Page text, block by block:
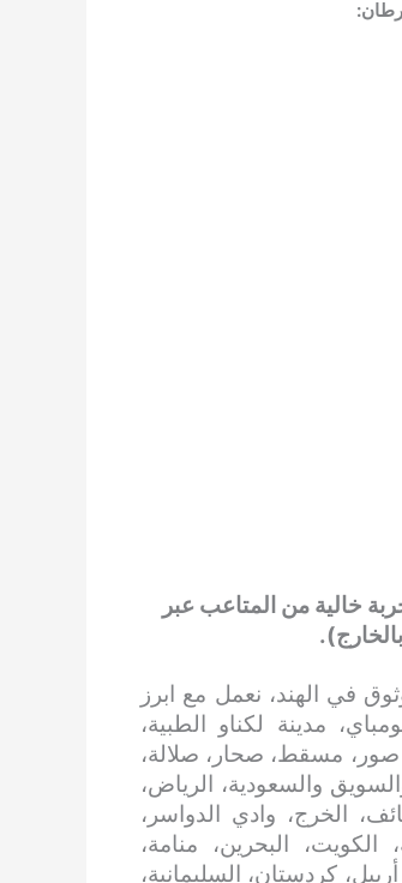
:
خالية من المتاعب عبر
في الهند، نعمل مع ابرز
مدينة لكناو الطبية،
صور، مسقط، صحار، صلالة،
والسعودية، الرياض،
الخرج، وادي الدواسر،
الكويت، البحرين، منامة،
كردستان، السليمانية،